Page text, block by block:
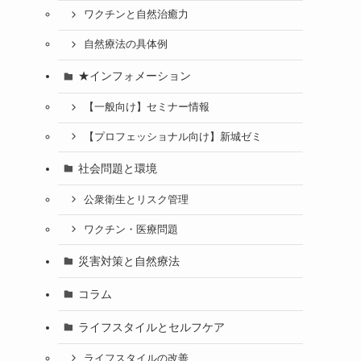
ワクチンと自然治癒力
自然療法の具体例
★インフォメーション
【一般向け】セミナー情報
【プロフェッショナル向け】新城ゼミ
社会問題と環境
公衆衛生とリスク管理
ワクチン・医療問題
災害対策と自然療法
コラム
ライフスタイルとセルフケア
ライフスタイルの改善